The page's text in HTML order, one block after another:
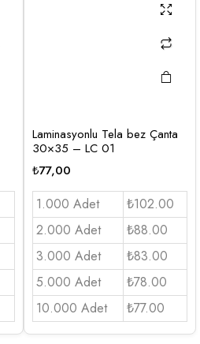
Laminasyonlu Tela bez Çanta
30×35 – LC 01
₺77,00
1.000 Adet
₺102.00
2.000 Adet
₺88.00
3.000 Adet
₺83.00
5.000 Adet
₺78.00
10.000 Adet
₺77.00